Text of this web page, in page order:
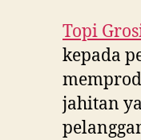
Topi
kepada
jahitan